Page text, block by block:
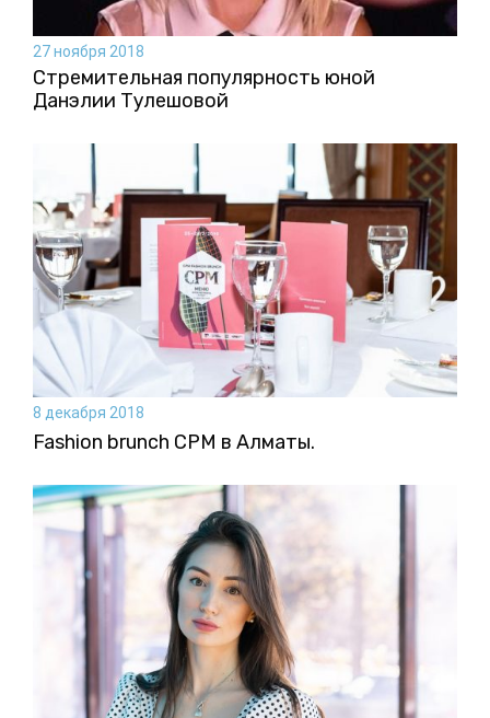
27 ноября 2018
Стремительная популярность юной
Данэлии Тулешовой
8 декабря 2018
Fashion brunch CPM в Алматы.